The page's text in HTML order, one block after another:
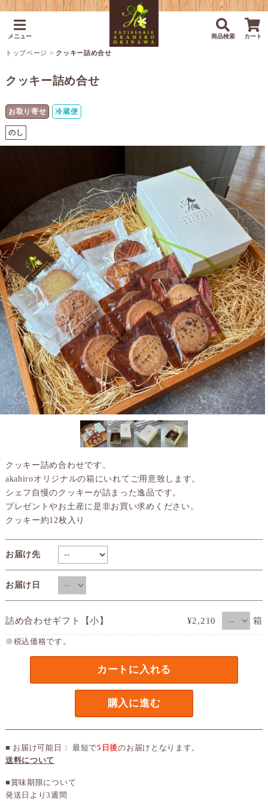
メニュー 商品検索 カート
トップページ > クッキー詰め合せ
クッキー詰め合せ
お取り寄せ 冷蔵便
のし
クッキー詰め合わせです。
akahiroオリジナルの箱にいれてご用意致します。
シェフ自慢のクッキーが詰まった逸品です。
プレゼントやお土産に是非お買い求めください。
クッキー約12枚入り
お届け先
お届け日
詰め合わせギフト【小】 ¥2,210 箱
※税込価格です。
カートに入れる
購入に進む
■ お届け可能日： 最短で5日後のお届けとなります。
送料について
■賞味期限について
発送日より3週間